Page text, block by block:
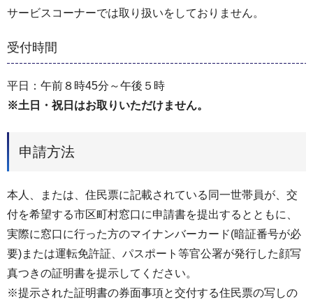
サービスコーナーでは取り扱いをしておりません。
受付時間
平日：午前８時45分～午後５時
※土日・祝日はお取りいただけません。
申請方法
本人、または、住民票に記載されている同一世帯員が、交
付を希望する市区町村窓口に申請書を提出するとともに、
実際に窓口に行った方のマイナンバーカード(暗証番号が必
要)または運転免許証、パスポート等官公署が発行した顔写
真つきの証明書を提示してください。
※提示された証明書の券面事項と交付する住民票の写しの